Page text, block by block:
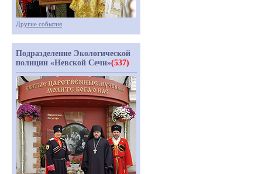
Другие события
Подразделение Экологической
полиции «Невской Сечи»(537)